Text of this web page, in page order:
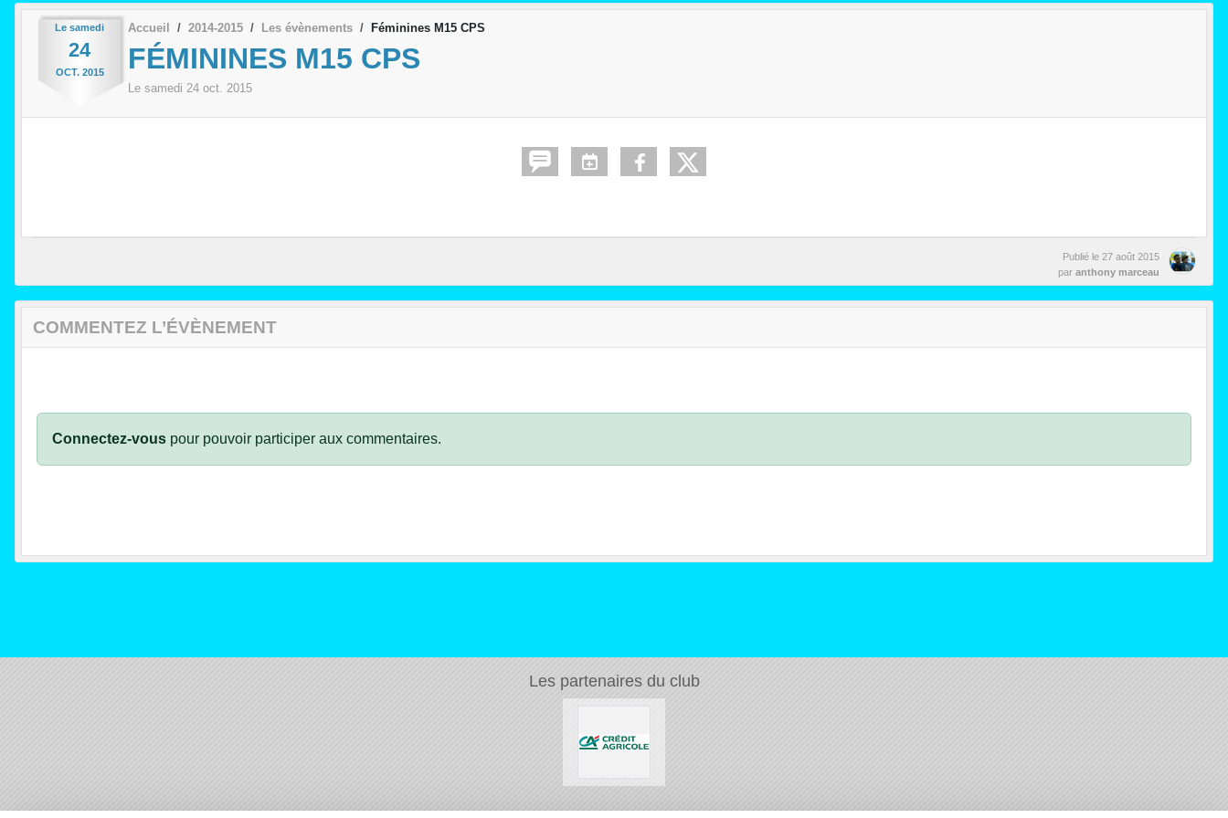
Le samedi
24
OCT. 2015
Accueil 2014-2015 Les évènements Féminines M15 CPS
FÉMININES M15 CPS
Le samedi 24 oct. 2015
Publié le 27 août 2015
par anthony marceau
COMMENTEZ L’ÉVÈNEMENT
Connectez-vous pour pouvoir participer aux commentaires.
Les partenaires du club